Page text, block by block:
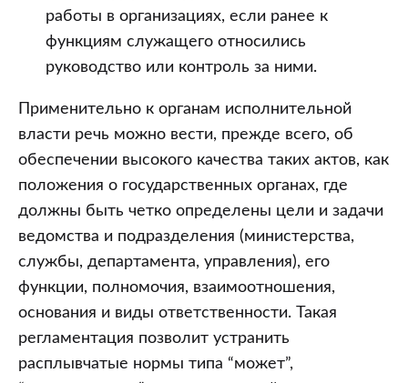
работы в организациях, если ранее к
функциям служащего относились
руководство или контроль за ними.
Применительно к органам исполнительной
власти речь можно вести, прежде всего, об
обеспечении высокого качества таких актов, как
положения о государственных органах, где
должны быть четко определены цели и задачи
ведомства и подразделения (министерства,
службы, департамента, управления), его
функции, полномочия, взаимоотношения,
основания и виды ответственности. Такая
регламентация позволит устранить
расплывчатые нормы типа “может”,